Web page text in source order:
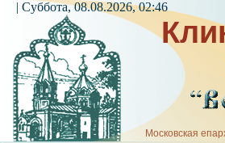
Московская
| Суббота, 08.08.2026, 02:46